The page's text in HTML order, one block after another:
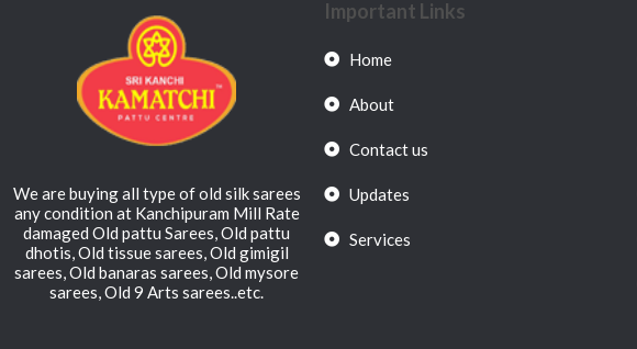
We are buying all type of old silk sarees
any condition at Kanchipuram Mill Rate
damaged Old pattu Sarees, Old pattu
dhotis, Old tissue sarees, Old gimigil
sarees, Old banaras sarees, Old mysore
sarees, Old 9 Arts sarees..etc.
Important Links
Home
About
Contact us
Updates
Services